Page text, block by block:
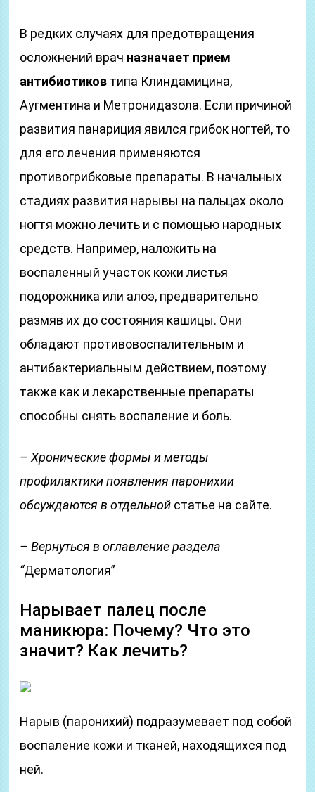
В редких случаях для предотвращения
осложнений врач назначает прием
антибиотиков типа Клиндамицина,
Аугментина и Метронидазола. Если причиной
развития панариция явился грибок ногтей, то
для его лечения применяются
противогрибковые препараты. В начальных
стадиях развития нарывы на пальцах около
ногтя можно лечить и с помощью народных
средств. Например, наложить на
воспаленный участок кожи листья
подорожника или алоэ, предварительно
размяв их до состояния кашицы. Они
обладают противовоспалительным и
антибактериальным действием, поэтому
также как и лекарственные препараты
способны снять воспаление и боль.
– Хронические формы и методы
профилактики появления паронихии
обсуждаются в отдельной статье на сайте.
– Вернуться в оглавление раздела
“Дерматология”
Нарывает палец после
маникюра: Почему? Что это
значит? Как лечить?
Нарыв (паронихий) подразумевает под собой
воспаление кожи и тканей, находящихся под
ней.